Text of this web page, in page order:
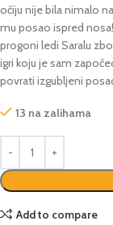
očiju nije bila nimalo
mu posao ispred
progoni ledi Saralu
igri koju je sam
povrati izgubljeni
13 na zalihama
Add to compare